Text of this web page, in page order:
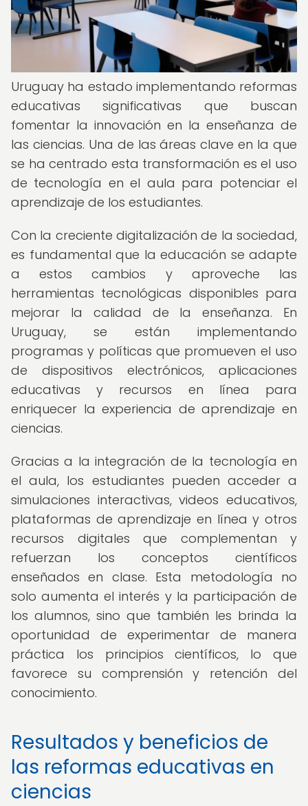
Uruguay ha estado implementando reformas
educativas significativas que buscan
fomentar la innovación en la enseñanza de
las ciencias. Una de las áreas clave en la que
se ha centrado esta transformación es el uso
de tecnología en el aula para potenciar el
aprendizaje de los estudiantes.
Con la creciente digitalización de la sociedad,
es fundamental que la educación se adapte
a estos cambios y aproveche las
herramientas tecnológicas disponibles para
mejorar la calidad de la enseñanza. En
Uruguay, se están implementando
programas y políticas que promueven el uso
de dispositivos electrónicos, aplicaciones
educativas y recursos en línea para
enriquecer la experiencia de aprendizaje en
ciencias.
Gracias a la integración de la tecnología en
el aula, los estudiantes pueden acceder a
simulaciones interactivas, videos educativos,
plataformas de aprendizaje en línea y otros
recursos digitales que complementan y
refuerzan los conceptos científicos
enseñados en clase. Esta metodología no
solo aumenta el interés y la participación de
los alumnos, sino que también les brinda la
oportunidad de experimentar de manera
práctica los principios científicos, lo que
favorece su comprensión y retención del
conocimiento.
Resultados y beneficios de
las reformas educativas en
ciencias